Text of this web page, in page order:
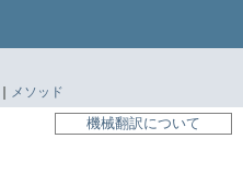
| メソッド
機械翻訳について